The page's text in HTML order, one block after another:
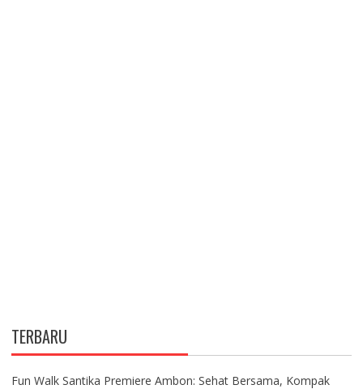
TERBARU
Fun Walk Santika Premiere Ambon: Sehat Bersama, Kompak